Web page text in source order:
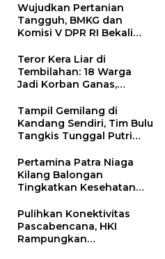
Wujudkan Pertanian
Tangguh, BMKG dan
Komisi V DPR RI Bekali
Sekolah Lapang Iklim
Teror Kera Liar di
Tembilahan: 18 Warga
Jadi Korban Ganas,
12 Jahitan!
Tampil Gemilang di
Kandang Sendiri, Tim Bulu
Tangkis Tunggal Putri
Juara Porseni KKMTs
Jatibarang 2026
Pertamina Patra Niaga
Kilang Balongan
Tingkatkan Kesehatan
Pemeriksaan Kesehatan
Rutin dan Edukasi
Perawatan Gigi
Pulihkan Konektivitas
Pascabencana, HKI
Rampungkan